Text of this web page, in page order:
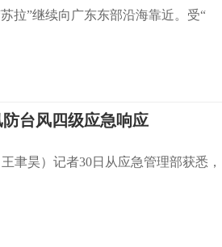
拉”继续向广东东部沿海靠近。受“
台风四级应急响应
聿昊）记者30日从应急管理部获悉，